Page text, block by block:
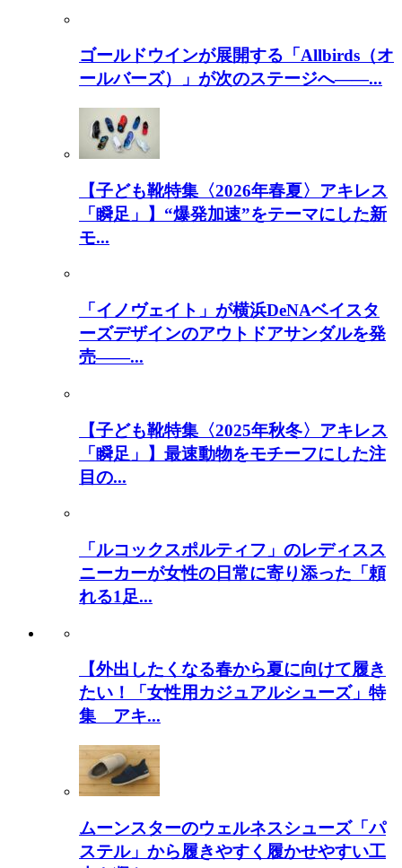
ゴールドウインが展開する「Allbirds（オ
ールバーズ）」が次のステージへ――...
【子ども靴特集〈2026年春夏〉アキレス
「瞬足」】“爆発加速”をテーマにした新
モ...
「イノヴェイト」が横浜DeNAベイスタ
ーズデザインのアウトドアサンダルを発
売――...
【子ども靴特集〈2025年秋冬〉アキレス
「瞬足」】最速動物をモチーフにした注
目の...
「ルコックスポルティフ」のレディスス
ニーカーが女性の日常に寄り添った「頼
れる1足...
【外出したくなる春から夏に向けて履き
たい！「女性用カジュアルシューズ」特
集 アキ...
ムーンスターのウェルネスシューズ「パ
ステル」から履きやすく履かせやすい工